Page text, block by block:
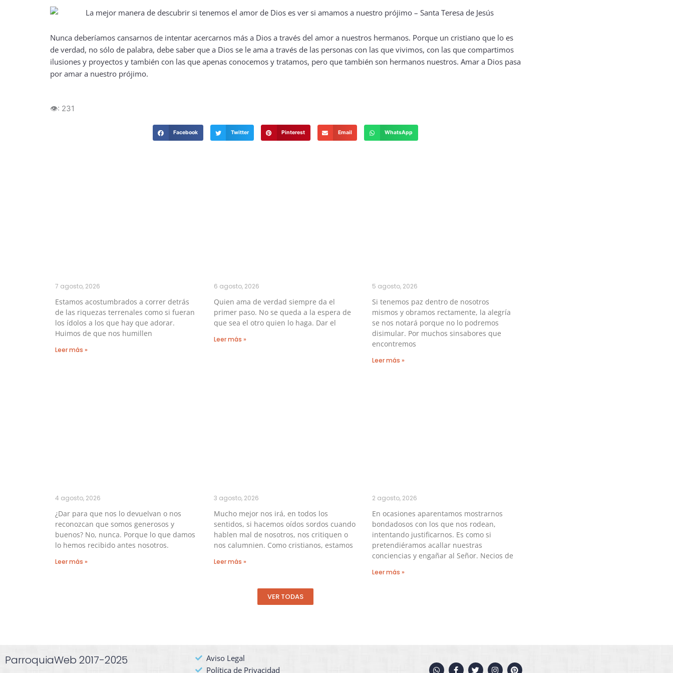
Nunca deberíamos cansarnos de intentar acercarnos más a Dios a través del amor a nuestros hermanos. Porque un cristiano que lo es
de verdad, no sólo de palabra, debe saber que a Dios se le ama a través de las personas con las que vivimos, con las que compartimos
ilusiones y proyectos y también con las que apenas conocemos y tratamos, pero que también son hermanos nuestros. Amar a Dios pasa
por amar a nuestro prójimo.
👁️: 231
Facebook Twitter Pinterest Email WhatsApp
7 agosto, 2026
Estamos acostumbrados a correr detrás
de las riquezas terrenales como si fueran
los ídolos a los que hay que adorar.
Huimos de que nos humillen
Leer más »
6 agosto, 2026
Quien ama de verdad siempre da el
primer paso. No se queda a la espera de
que sea el otro quien lo haga. Dar el
Leer más »
5 agosto, 2026
Si tenemos paz dentro de nosotros
mismos y obramos rectamente, la alegría
se nos notará porque no lo podremos
disimular. Por muchos sinsabores que
encontremos
Leer más »
4 agosto, 2026
¿Dar para que nos lo devuelvan o nos
reconozcan que somos generosos y
buenos? No, nunca. Porque lo que damos
lo hemos recibido antes nosotros.
Leer más »
3 agosto, 2026
Mucho mejor nos irá, en todos los
sentidos, si hacemos oídos sordos cuando
hablen mal de nosotros, nos critiquen o
nos calumnien. Como cristianos, estamos
Leer más »
2 agosto, 2026
En ocasiones aparentamos mostrarnos
bondadosos con los que nos rodean,
intentando justificarnos. Es como si
pretendiéramos acallar nuestras
conciencias y engañar al Señor. Necios de
Leer más »
VER TODAS
ParroquiaWeb 2017-2025
Aviso Legal
Política de Privacidad
W F T I P